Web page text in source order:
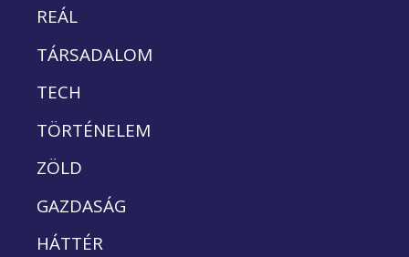
REÁL
TÁRSADALOM
TECH
TÖRTÉNELEM
ZÖLD
GAZDASÁG
HÁTTÉR